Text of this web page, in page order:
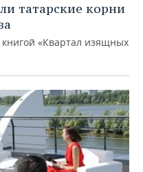
татарские корни
«Квартал изящных